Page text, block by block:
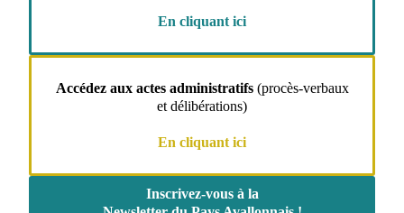
En cliquant ici
Accédez aux actes administratifs(procès-verbaux
et délibérations)
En cliquant ici
Inscrivez-vous à la